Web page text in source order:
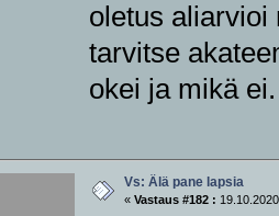
oletus aliarvioi
tarvitse
okei ja mikä ei.
Vs: Älä pane lapsia
« Vastaus #182 :